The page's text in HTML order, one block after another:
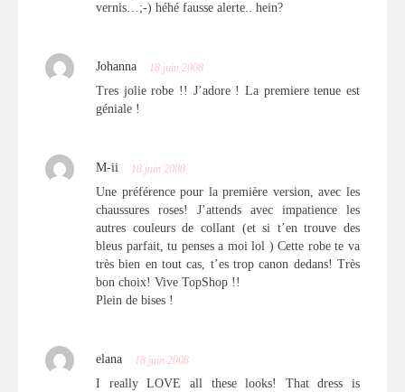
vernis…;-) héhé fausse alerte.. hein?
Johanna 18 juin 2008
Tres jolie robe !! J’adore ! La premiere tenue est
géniale !
M-ii 18 juin 2008
Une préférence pour la première version, avec les
chaussures roses! J’attends avec impatience les
autres couleurs de collant (et si t’en trouve des
bleus parfait, tu penses a moi lol ) Cette robe te va
très bien en tout cas, t’es trop canon dedans! Très
bon choix! Vive TopShop !!
Plein de bises !
elana 18 juin 2008
I really LOVE all these looks! That dress is